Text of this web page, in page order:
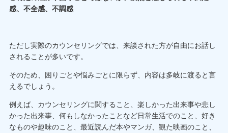
感、不全感、不調感
ただし実際のカウンセリングでは、来談された方が自由にお話し
されることが多いです。
そのため、困りごとや悩みごとに限らず、内容は多岐に渡ると言
えるでしょう。
例えば、カウンセリングに関すること、楽しかった出来事や悲し
かった出来事、何もしなかったことなど日常生活でのこと、好き
なものや趣味のこと、最近読んだ本やマンガ、観た映画のこと、